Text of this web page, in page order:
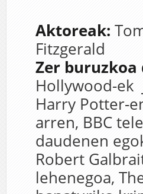
Aktoreak:
Fitzgerald
Zer buruzkoa
Hollywood-ek
Harry Potter-
arren, BBC
daudenen
Robert
lehenegoa,